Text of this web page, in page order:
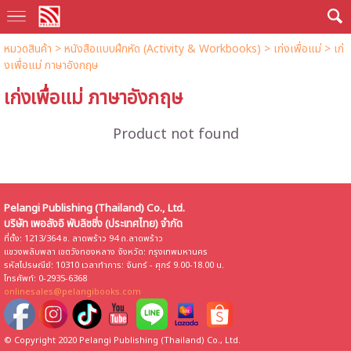
หมวดสินค้า >หนังสือแบบฝึกหัด (Activity & Workbooks) > เก่งเพื่อแม่> เก่
งเพื่อแม่ ภาษาอังกฤษ
เก่งเพื่อแม่ ภาษาอังกฤษ
Product not found
Pelangi Publishing (Thailand) Co., Ltd.
บริษัท เพอลังอิ พับลิชชิ่ง (ประเทศไทย) จำกัด
ที่ตั้ง: 1213/364 ซ. ลาดพร้าว 94 ถ.ลาดพร้าว
แขวงพลับพลา เขตวังทองหลาง จังหวัด: กรุงเทพมหานคร
รหัสไปรษณีย์: 10310 เวลาทำการ: จันทร์ - ศุกร์ 9.00-18.00 น.
โทรศัพท์: 0-2935-6368
onlinesales@pelangibooks.com
© Copyright 2020 Pelangi Publishing (Thailand) Co., Ltd.